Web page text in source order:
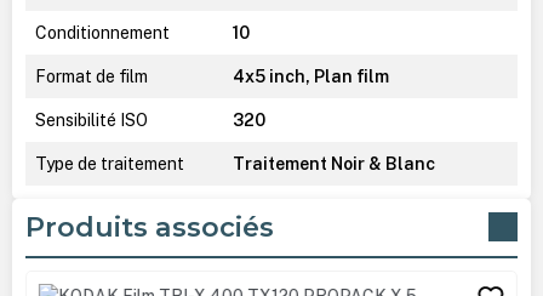
Conditionnement 10
Format de film 4x5 inch, Plan film
Sensibilité ISO 320
Type de traitement Traitement Noir & Blanc
Produits associés
Ignorer la galerie de produits